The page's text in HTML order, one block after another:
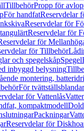
TillbehörPropp för
För handfatReservdelar
Reservdelar för
Reservdelar för
för
för Tillbehör
och spegelskåpSpegel
inbyggd belysning
montering,
För
för Vattenlås
kompaktmodell
Packningar
Reservdelar för